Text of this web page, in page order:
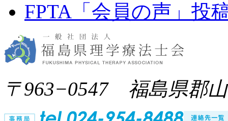
FPTA「会員の声」投
〒963−0547 福島県郡